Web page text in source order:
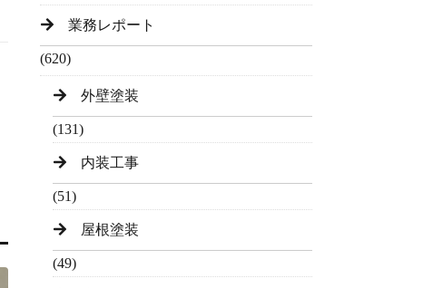
業務レポート
(620)
外壁塗装
(131)
内装工事
(51)
屋根塗装
(49)